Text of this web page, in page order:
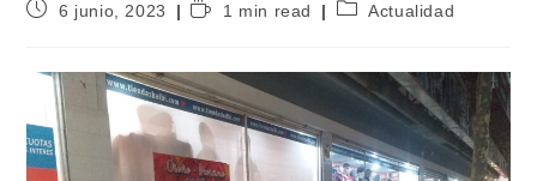
6 junio, 2023 1 min read Actualidad